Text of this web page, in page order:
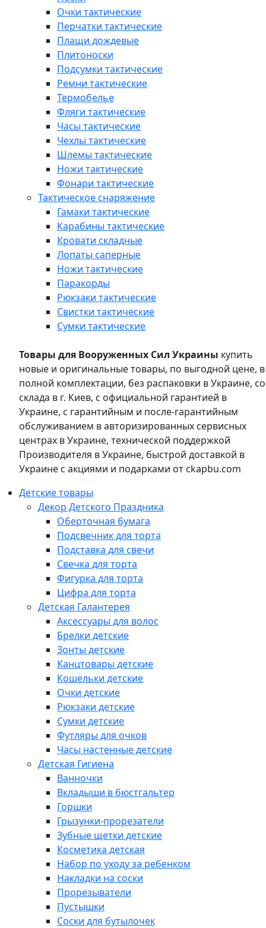
Очки тактические
Перчатки тактические
Плащи дождевые
Плитоноски
Подсумки тактические
Ремни тактические
Термобелье
Фляги тактические
Часы тактические
Чехлы тактические
Шлемы тактические
Ножи тактические
Фонари тактические
Тактическое снаряжение
Гамаки тактические
Карабины тактические
Кровати складные
Лопаты саперные
Ножи тактические
Паракорды
Рюкзаки тактические
Свистки тактические
Сумки тактические
Товары для Вооруженных Сил Украины купить
новые и оригинальные товары, по выгодной цене, в
полной комплектации, без распаковки в Украине, со
склада в г. Киев, с официальной гарантией в
Украине, с гарантийным и после-гарантийным
обслуживанием в авторизированных сервисных
центрах в Украине, технической поддержкой
Производителя в Украине, быстрой доставкой в
Украине с акциями и подарками от ckapbu.com
Детские товары
Декор Детского Праздника
Оберточная бумага
Подсвечник для торта
Подставка для свечи
Свечка для торта
Фигурка для торта
Цифра для торта
Детская Галантерея
Аксессуары для волос
Брелки детские
Зонты детские
Канцтовары детские
Кошельки детские
Очки детские
Рюкзаки детские
Сумки детские
Футляры для очков
Часы настенные детские
Детская Гигиена
Ванночки
Вкладыши в бюстгальтер
Горшки
Грызунки-прорезатели
Зубные щетки детские
Косметика детская
Набор по уходу за ребенком
Накладки на соски
Прорезыватели
Пустышки
Соски для бутылочек